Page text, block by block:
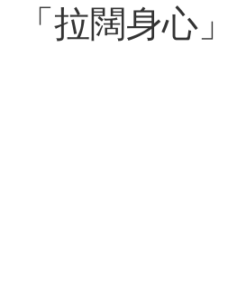
「拉闊身心